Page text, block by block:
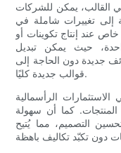
القالب، يمكن للشركات
إلى تغييرات شاملة في
عند إنتاج تكوينات أو
حيث يمكن تبديل
جديدة دون الحاجة إلى
قوالب جديدة كليًا.
الرأسمالية
المنتجات. كما أن سهولة
التصميم، مما يُتيح